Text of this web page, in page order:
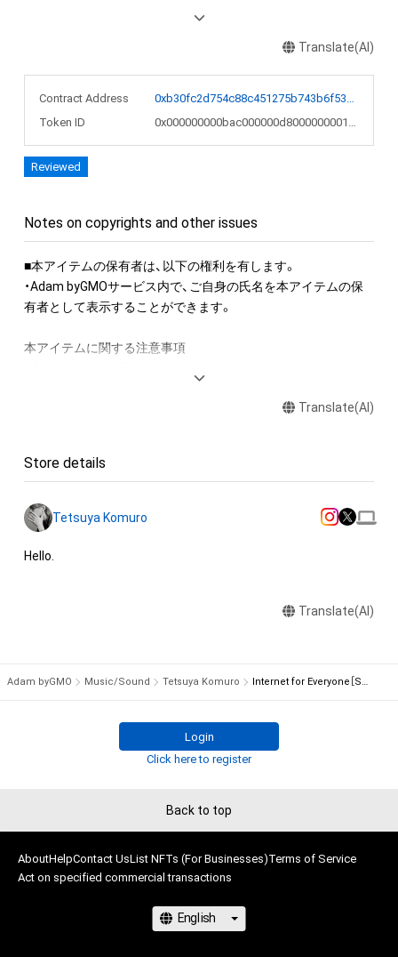
小室の演奏によるPianoにDrums、Bass、Guitarのバンド、弦楽
器、金管楽器、木管楽器、ハープ、パーカッションで構成された
Stemデータをリリース。
GMOインターネットグループソング「Internet for Everyone」
youtu.be/ZVe0TFgxR8Q
・保有者限定コンテンツにはテンポ情報MIDIデータが含まれ
『その他特典について』
・2022年1月31日（月）JST 23:59時点でStemデータを保有し
ている方及び購入履歴のある方に、小室哲哉が各Stemに重ねて
2022年1月31日（月）JST 23:59までにこのNFTを保有していた
※該当者が10名を超える場合は購入日時の早い順に10名様まで
付与のタイミング
上記対象期間終了後、2週間程度で対象のお客様のアカウントに
特典NFTを付与いたします
Translate(AI)
Contract Address
0xb30fc2d754c88c451275b743b6f530f19f643683
Token ID
0x000000000bac000000d8000000001ae0
Reviewed
Notes on copyrights and other issues
■本アイテムの保有者は、以下の権利を有します。
・Adam byGMOサービス内で、ご自身の氏名を本アイテムの保
有者として表示することができます。
本アイテムに関する注意事項
・本アイテムの知的財産権（著作権、特許権、実用新案権、商標
しても、本アイテムの知的財産権を有することを意味しませ
・本アイテムの作成者からの事前の同意なしに、上記の「本アイ
テムの保有者が有する権利」の範囲を超えた行為、知的財産権を
侵害するおそれのある行為 (改変、公開、配布を含みますが、こ
保有者、その他第三者が損害を被った場合、その損害がいかなる
します。
■権利者に申請の上、著作権許容範囲での映像創作物への音源利
用、音源二次創作が可能です。
像著作物の改変は禁止されております。
利用は不可)
・公序良俗、法律に反する不適切な内容に関しては禁止いたしま
・個人主体での非商用利用に限り、YouTubeやTikTokなどデジ
Translate(AI)
Store details
Tetsuya Komuro
Hello.
Translate(AI)
Adam byGMO Music/Sound Tetsuya Komuro Internet for Everyone［Stem3：Bass & Guitars］
Login
Click here to register
Back to top
AboutHelpContact UsList NFTs (For Businesses)Terms of Service
Act on specified commercial transactions